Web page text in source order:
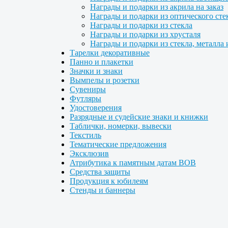
Награды и подарки из акрила на заказ
Награды и подарки из оптического
Награды и подарки из стекла
Награды и подарки из хрусталя
Награды и подарки из стекла, металла
Тарелки декоративные
Панно и плакетки
Значки и знаки
Вымпелы и розетки
Сувениры
Футляры
Удостоверения
Разрядные и судейские знаки и книжки
Таблички, номерки, вывески
Текстиль
Тематические предложения
Эксклюзив
Атрибутика к памятным датам ВОВ
Средства защиты
Продукция к юбилеям
Стенды и баннеры